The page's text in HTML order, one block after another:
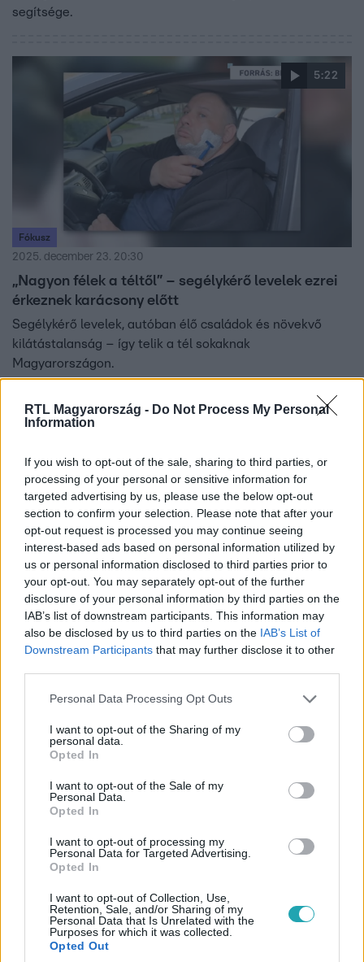
RTL Magyarország - Do Not Process My Personal
Information
If you wish to opt-out of the sale, sharing to third parties, or
processing of your personal or sensitive information for
targeted advertising by us, please use the below opt-out
section to confirm your selection. Please note that after your
opt-out request is processed you may continue seeing
interest-based ads based on personal information utilized by
us or personal information disclosed to third parties prior to
your opt-out. You may separately opt-out of the further
disclosure of your personal information by third parties on the
IAB’s list of downstream participants. This information may
also be disclosed by us to third parties on the IAB’s List of
Downstream Participants that may further disclose it to other
Please note that this website/app uses one or more Google
not limited to your visit or usage behaviour. You may click to
grant or deny consent to Google and its third-party tags to
use your data for below specified purposes in below Google
consent section.
Personal Data Processing Opt Outs
I want to opt-out of the Sharing of my
personal data.
Opted In
I want to opt-out of the Sale of my
Personal Data.
Opted In
I want to opt-out of processing my
Personal Data for Targeted Advertising.
Opted In
I want to opt-out of Collection, Use,
Retention, Sale, and/or Sharing of my
Personal Data that Is Unrelated with the
Purposes for which it was collected.
Opted Out
segítsége.
5:22
Fókusz
2025. december 23. 20:30
„Nagyon félek a téltől” – segélykérő levelek ezrei
érkeznek karácsony előtt
Segélykérő levelek, autóban élő családok és növekvő
kilátástalanság – így telik a tél sokaknak
Magyarországon.
Fókusz
2025. november 19. 20:00
Jákob Zoli tízmillió forintot adakozik havonta
üzletember azonban azt mondja, megvan mindene. Ma